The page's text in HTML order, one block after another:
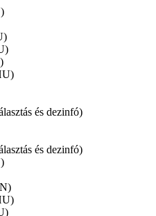
és dezinfó)
és dezinfó)